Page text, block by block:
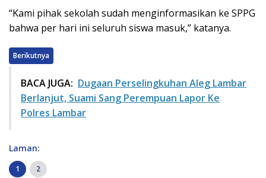
“Kami pihak sekolah sudah menginformasikan ke SPPG
bahwa per hari ini seluruh siswa masuk,” katanya.
Berikutnya
BACA JUGA: Dugaan Perselingkuhan Aleg Lambar
Berlanjut, Suami Sang Perempuan Lapor Ke
Polres Lambar
Laman:
1 2